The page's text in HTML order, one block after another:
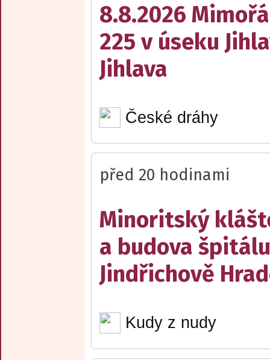
8.8.2026
225 v úseku
Jihlava
České dráhy
před 20 hodinami
Minoritský
a budova
Jindřichově
Kudy z nudy